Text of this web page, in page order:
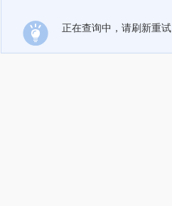
正在查询中，请刷新重试